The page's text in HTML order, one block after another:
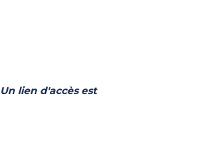
lien d'accès est